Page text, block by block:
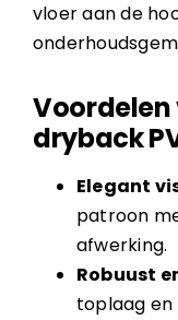
vloer aan de
Voordelen
dryback
Elegant
patroon
afwerking.
Robuust
toplaag en